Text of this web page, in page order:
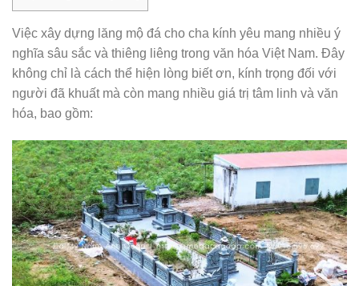
Việc xây dựng lăng mộ đá cho cha kính yêu mang nhiều ý
nghĩa sâu sắc và thiêng liêng trong văn hóa Việt Nam. Đây
không chỉ là cách thể hiện lòng biết ơn, kính trọng đối với
người đã khuất mà còn mang nhiều giá trị tâm linh và văn
hóa, bao gồm: